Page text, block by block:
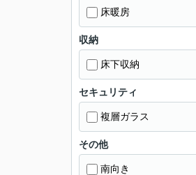
床暖房
収納
床下収納
セキュリティ
複層ガラス
その他
南向き